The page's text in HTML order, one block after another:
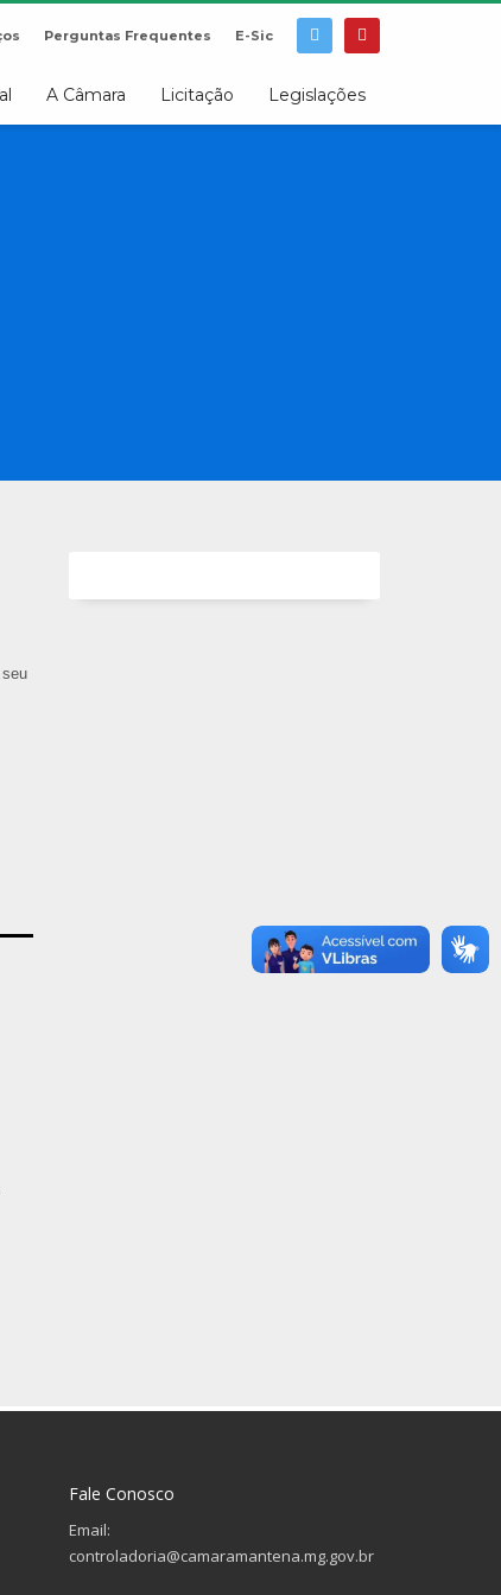
Perguntas Frequentes E-Sic
A Câmara Licitação Legislações
Fale Conosco
Email:
controladoria@camaramantena.mg.gov.br